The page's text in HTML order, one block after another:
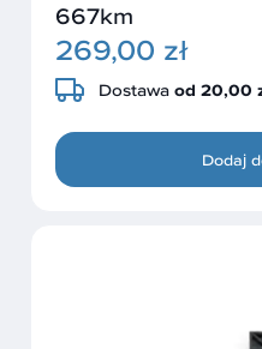
667km
269,00 zł
Dostawa od 20,00
Dodaj